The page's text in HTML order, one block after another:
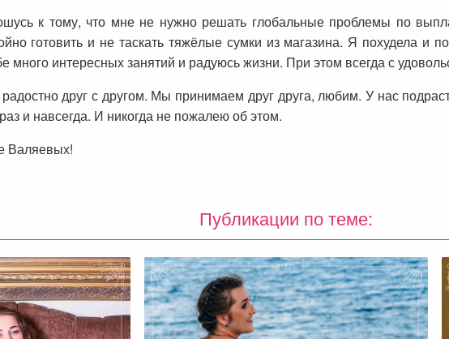
к тому, что мне не нужно решать глобальные проблемы по
готовить и не таскать тяжёлые сумки из магазина. Я похудела и
много интересных занятий и радуюсь жизни. При этом всегда с
друг с другом. Мы принимаем друг друга, любим. У нас
и навсегда. И никогда не пожалею об этом.
Валяевых!
Публикации по теме: